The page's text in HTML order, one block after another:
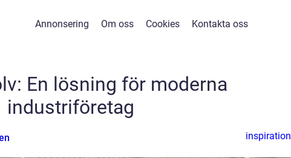
Annonsering Om oss Cookies Kontakta oss
En lösning för moderna
industriföretag
inspiration